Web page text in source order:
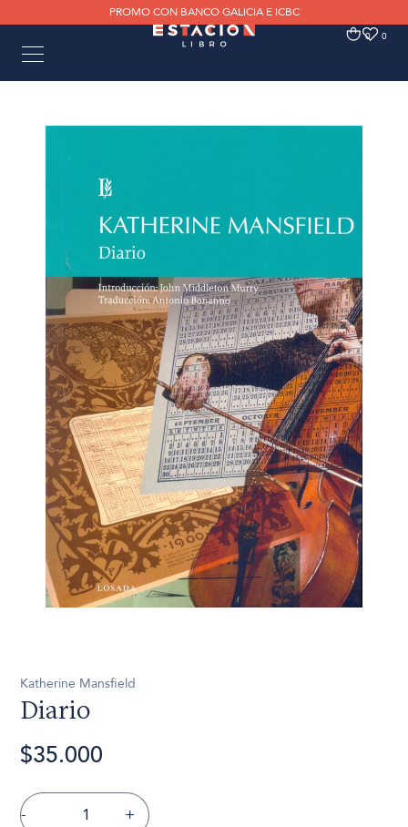
PROMO CON BANCO GALICIA E ICBC
0 0
Katherine Mansfield
Diario
$35.000
- +